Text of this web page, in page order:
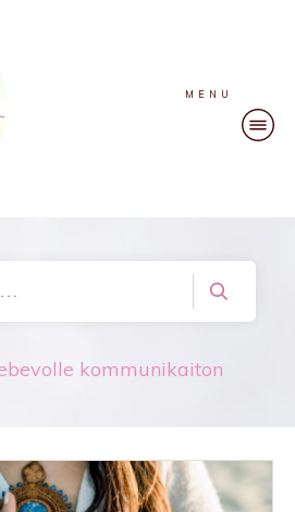
MENU
kommunikaiton